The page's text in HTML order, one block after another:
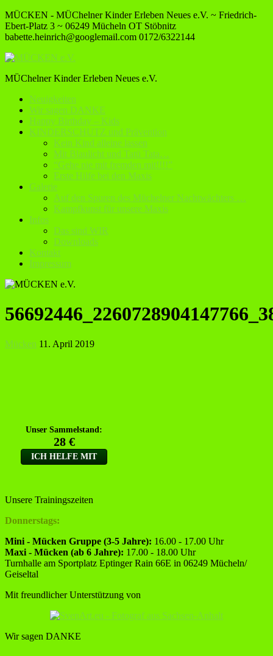
MÜCKEN - MÜChelner Kinder Erleben Neues e.V. ~ Friedrich-
Ebert-Platz 3 ~ 06249 Mücheln OT Stöbnitz
babette.heinrich@googlemail.com 0172/6322144
MÜChelner Kinder Erleben Neues e.V.
Neuigkeiten
Wir sagen DANKE
Happy Birthday – Kids
KINDERSCHUTZ und Prävention
Kein Kind alleine lassen
Mit Blaulicht und Tatü Tata…
“Gehe nie mit fremden mit!!!!”
Erste Hilfe bei den Maxis
Galerie
Auf den Spuren des Müchelner Nachtwächters …
Kampfkunst für unsere Maxis
Infos
Das sind WIR
Downloads
Kontakt
Impressum
Mücken 11. April 2019
Unsere Trainingszeiten
Donnerstags:
Mini - Mücken Gruppe (3-5 Jahre): 16.00 - 17.00 Uhr
Maxi - Mücken (ab 6 Jahre): 17.00 - 18.00 Uhr
Turnhalle am Sportplatz Eptinger Rain 66E in 06249 Mücheln/
Geiseltal
Mit freundlicher Unterstützung von
Wir sagen DANKE